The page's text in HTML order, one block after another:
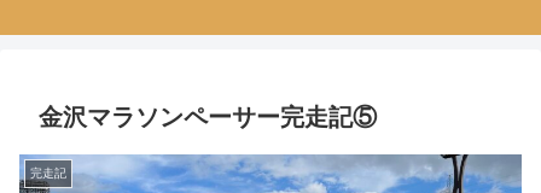
金沢マラソンペーサー完走記⑤
完走記